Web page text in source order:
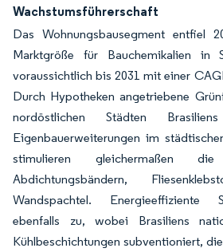
Wachstumsführerschaft
Das Wohnungsbausegment entfiel
Marktgröße für Bauchemikalien in
voraussichtlich bis 2031 mit einer
Durch Hypotheken angetriebene
nordöstlichen Städten
Eigenbauerweiterungen im
stimulieren gleichermaßen
Abdichtungsbändern,
Wandspachtel. Energieeffiziente
ebenfalls zu, wobei Brasiliens
Kühlbeschichtungen subventioniert,